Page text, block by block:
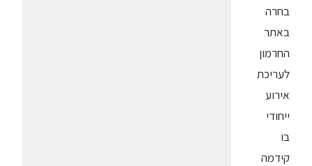
בחרה
באתר
החרמון
לעריכת
אירוע
ייחודי
בו
קידמה